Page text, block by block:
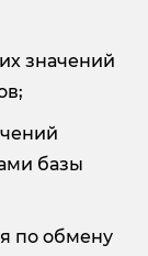
значений
базы
по обмену